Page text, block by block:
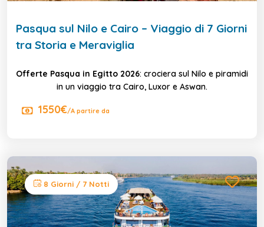
Pasqua sul Nilo e Cairo – Viaggio di 7 Giorni
tra Storia e Meraviglia
Offerte Pasqua in Egitto 2026: crociera sul Nilo e piramidi
in un viaggio tra Cairo, Luxor e Aswan.
1550€/A partire da
8 Giorni / 7 Notti